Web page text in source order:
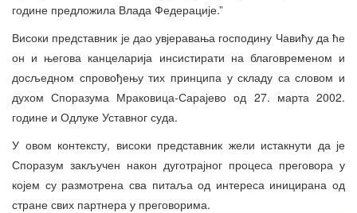
године предложила Влада Федерације.”
Високи представник је дао увјеравања господину Чавићу да ће
он и његова канцеларија инсистирати на благовременом и
досљедном спровођењу тих принципа у складу са словом и
духом Споразума Мраковица-Сарајево од 27. марта 2002.
године и Одлуке Уставног суда.
У овом контексту, високи представник жели истакнути да је
Споразум закључен након дуготрајног процеса преговора у
којем су размотрена сва питаља од интереса иницирана од
стране свих партнера у преговорима.